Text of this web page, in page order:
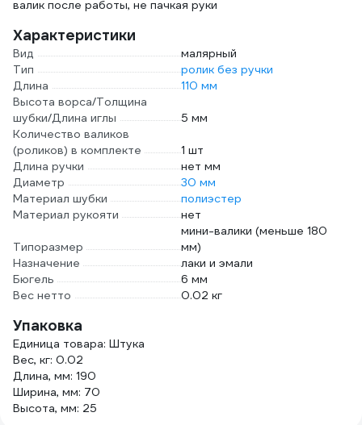
валик после работы, не пачкая руки
Характеристики
Вид
малярный
Тип
ролик без ручки
Длина
110 мм
Высота ворса/Толщина
шубки/Длина иглы
5 мм
Количество валиков
(роликов) в комплекте
1 шт
Длина ручки
нет мм
Диаметр
30 мм
Материал шубки
полиэстер
Материал рукояти
нет
Типоразмер
мини-валики (меньше 180
мм)
Назначение
лаки и эмали
Бюгель
6 мм
Вес нетто
0.02 кг
Упаковка
Единица товара: Штука
Вес, кг: 0.02
Длина, мм: 190
Ширина, мм: 70
Высота, мм: 25